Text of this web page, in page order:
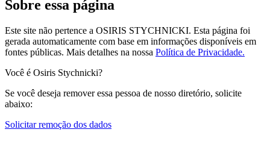
Sobre essa página
Este site não pertence a OSIRIS STYCHNICKI. Esta página foi
gerada automaticamente com base em informações disponíveis em
fontes públicas. Mais detalhes na nossa Política de Privacidade.
Você é Osiris Stychnicki?
Se você deseja remover essa pessoa de nosso diretório, solicite
abaixo:
Solicitar remoção dos dados